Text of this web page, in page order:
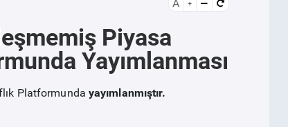
A
Piyasa
Yayımlanması
Platformunda yayımlanmıştır.